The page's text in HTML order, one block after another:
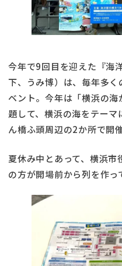
今年で9回目を迎えた『海
下、うみ博）は、毎年多
ベント。今年は「横浜の
題して、横浜の海をテー
ん橋ふ頭周辺の2か所で開催
夏休み中とあって、横浜
の方が開場前から列を作っ